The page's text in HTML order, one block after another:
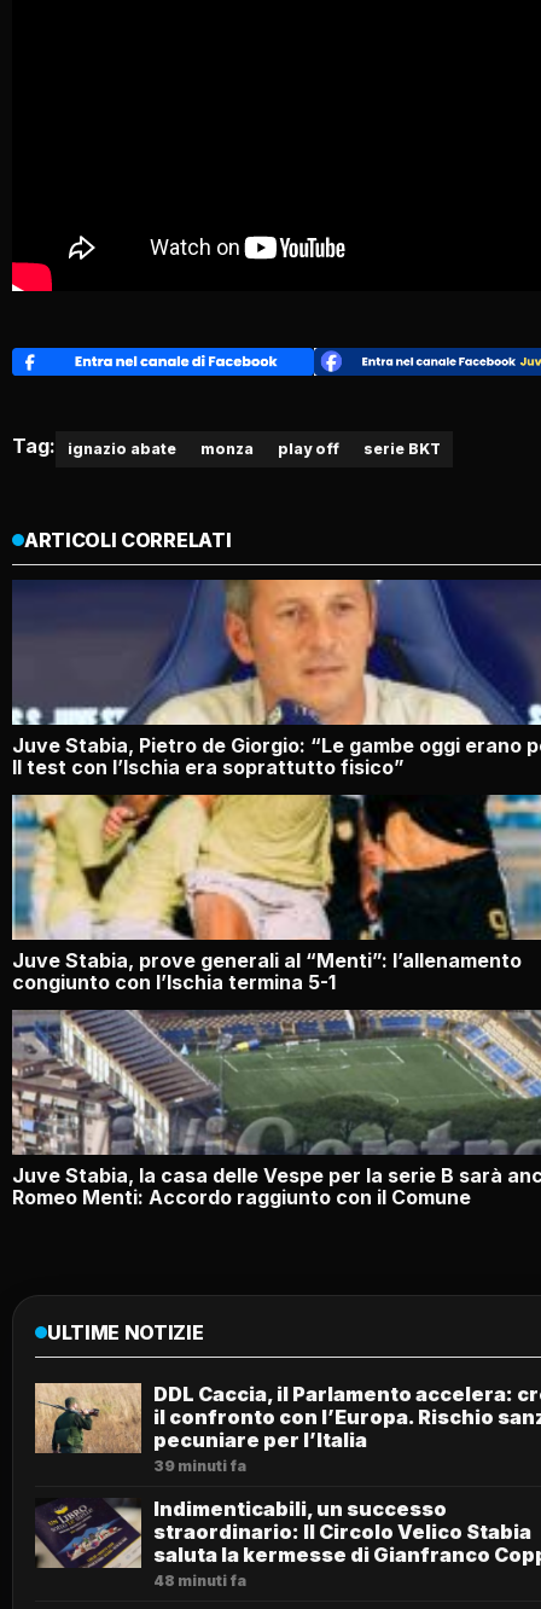
Tag: ignazio abate monza play off serie BKT
ARTICOLI CORRELATI
Juve Stabia, Pietro de Giorgio: “Le gambe oggi erano
Il test con l’Ischia era soprattutto fisico”
Juve Stabia, prove generali al “Menti”: l’allenamento
congiunto con l’Ischia termina 5-1
Juve Stabia, la casa delle Vespe per la serie B sarà
Romeo Menti: Accordo raggiunto con il Comune
ULTIME NOTIZIE
DDL Caccia, il Parlamento accelera:
il confronto con l’Europa. Rischio
pecuniare per l’Italia
39 minuti fa
Indimenticabili, un successo
straordinario: Il Circolo Velico Stabia
saluta la kermesse di Gianfranco
48 minuti fa